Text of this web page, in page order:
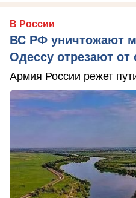
В России
ВС РФ уничтожают
Одессу отрезают от
Армия России режет